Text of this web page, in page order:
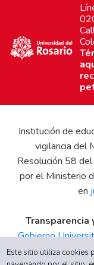
Institución de
vigilancia del
Resolución 58
por el Ministerio
en
Transparencia
Gobierno
|Informe de
Este sitio utiliza cookies